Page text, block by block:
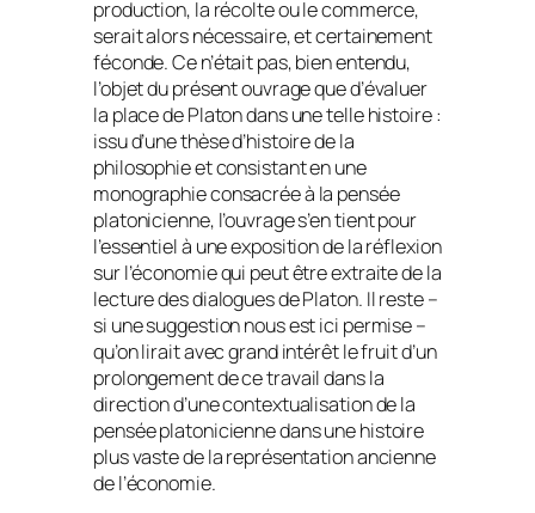
production, la récolte ou le commerce,
serait alors nécessaire, et certainement
féconde. Ce n’était pas, bien entendu,
l’objet du présent ouvrage que d’évaluer
la place de Platon dans une telle histoire :
issu d’une thèse d’histoire de la
philosophie et consistant en une
monographie consacrée à la pensée
platonicienne, l’ouvrage s’en tient pour
l’essentiel à une exposition de la réflexion
sur l’économie qui peut être extraite de la
lecture des dialogues de Platon. Il reste –
si une suggestion nous est ici permise –
qu’on lirait avec grand intérêt le fruit d’un
prolongement de ce travail dans la
direction d’une contextualisation de la
pensée platonicienne dans une histoire
plus vaste de la représentation ancienne
de l’économie.